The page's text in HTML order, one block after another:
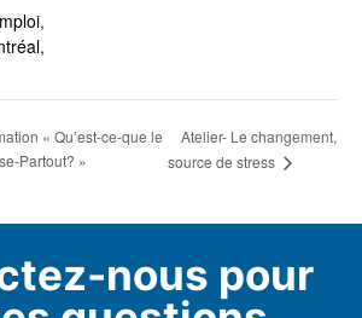
,
,
« Qu’est-ce-que le
Partout? »
Atelier- Le changement,
source de stress
nous pour